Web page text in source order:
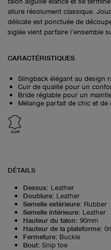
allure résolument classique.
délicate est ponctuée de
siglée vient parfaire l’ensemble
CARACTÉRISTIQUES
Slingback élégant au design
Cuir de qualité pour un
Bride réglable pour un
Mélange parfait de chic et
CUIR
DÉTAILS
Dessus: Leather
Doublure: Leather
Semelle extérieure: Rubber
Semelle intérieure: Leather
Hauteur du talon: 90mm
Hauteur de la plateforme:
Fermeture: Buckle
Bout: Snip toe